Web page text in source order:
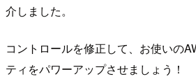
介しました。
コントロールを修正して、お使いの
ティをパワーアップさせましょう！